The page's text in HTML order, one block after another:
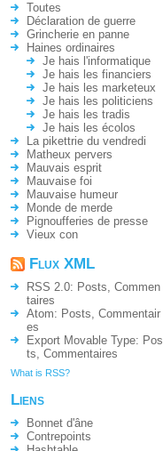
Toutes
Déclaration de guerre
Grincherie en panne
Haines ordinaires
Je hais l'informatique
Je hais les financiers
Je hais les marketeux
Je hais les politiciens
Je hais les tradis
Je hais les écolos
La pikettrie du vendredi
Matheux pervers
Mauvais esprit
Mauvaise foi
Mauvaise humeur
Monde de merde
Pignoufferies de presse
Vieux con
Flux XML
RSS 2.0: Posts Commen
taires
Atom: Posts Commentair
es
Export Movable Type: Pos
ts Commentaires
What is RSS?
Liens
Bonnet d'âne
Contrepoints